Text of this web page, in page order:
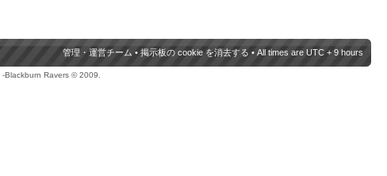
管理・運営チーム • 掲示板の cookie を消去する • All times are UTC + 9 hours
-Blackburn Ravers © 2009.